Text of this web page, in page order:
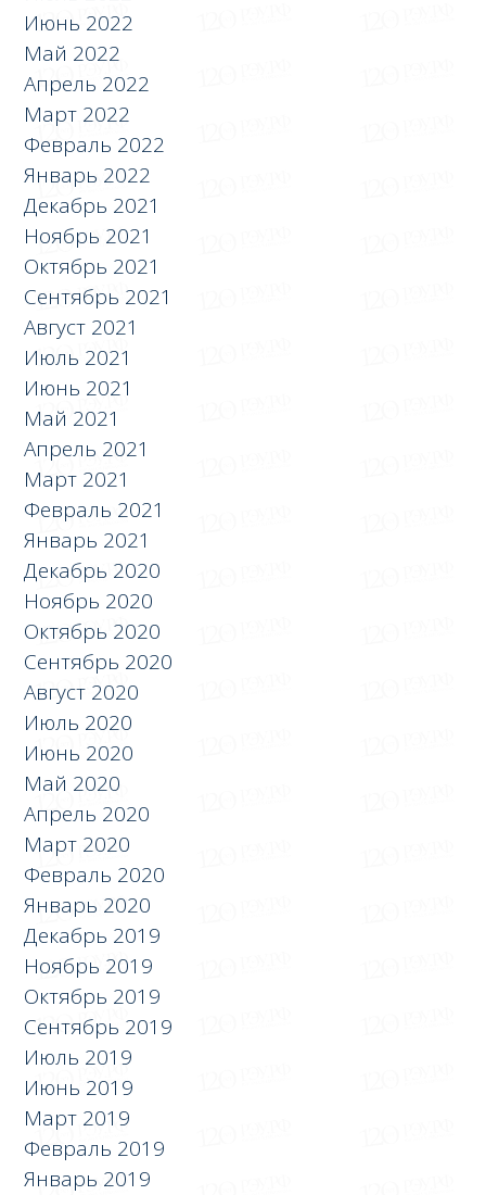
Июнь 2022
Май 2022
Апрель 2022
Март 2022
Февраль 2022
Январь 2022
Декабрь 2021
Ноябрь 2021
Октябрь 2021
Сентябрь 2021
Август 2021
Июль 2021
Июнь 2021
Май 2021
Апрель 2021
Март 2021
Февраль 2021
Январь 2021
Декабрь 2020
Ноябрь 2020
Октябрь 2020
Сентябрь 2020
Август 2020
Июль 2020
Июнь 2020
Май 2020
Апрель 2020
Март 2020
Февраль 2020
Январь 2020
Декабрь 2019
Ноябрь 2019
Октябрь 2019
Сентябрь 2019
Июль 2019
Июнь 2019
Март 2019
Февраль 2019
Январь 2019